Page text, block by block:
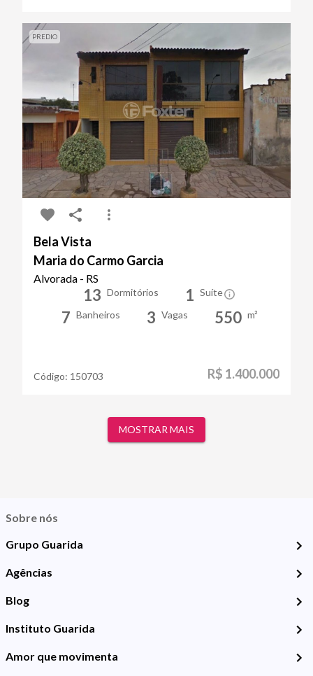
PREDIO
Bela Vista
Maria do Carmo Garcia
Alvorada - RS
13 Dormitórios 1 Suíte
7 Banheiros 3 Vagas 550 m²
Código: 150703 R$ 1.400.000
MOSTRAR MAIS
Sobre nós
Grupo Guarida
Agências
Blog
Instituto Guarida
Amor que movimenta